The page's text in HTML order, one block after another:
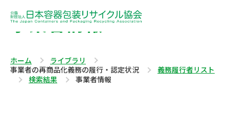
事業者情報
ホーム
ライブラリ
事業者の再商品化義務の履行・認定状況
義務履行者リスト
検索結果
事業者情報